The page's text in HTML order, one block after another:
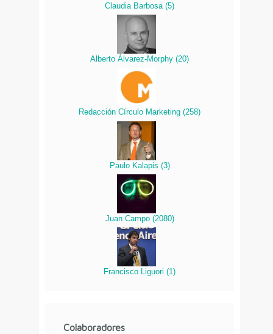
Claudia Barbosa (5)
Alberto Álvarez-Morphy (20)
Redacción Círculo Marketing (258)
Paulo Kalapis (3)
Juan Campo (2080)
Francisco Liguori (1 )
Colaboradores